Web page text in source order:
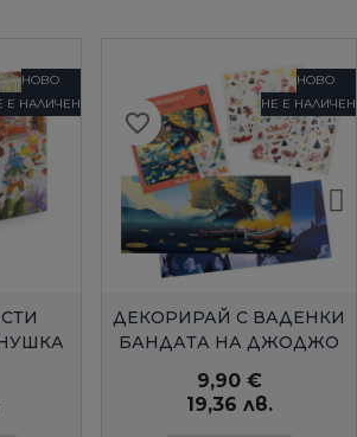
НОВО
Е НАЛИЧЕН
БЪРЗ ПРЕГЛЕД
НОВО
НЕ Е НАЛИЧЕН
ДЕКОРИРАЙ С ВАДЕНКИ
БАНДАТА НА ДЖОДЖО
9,90 €
19,36 лв.
favorite_border